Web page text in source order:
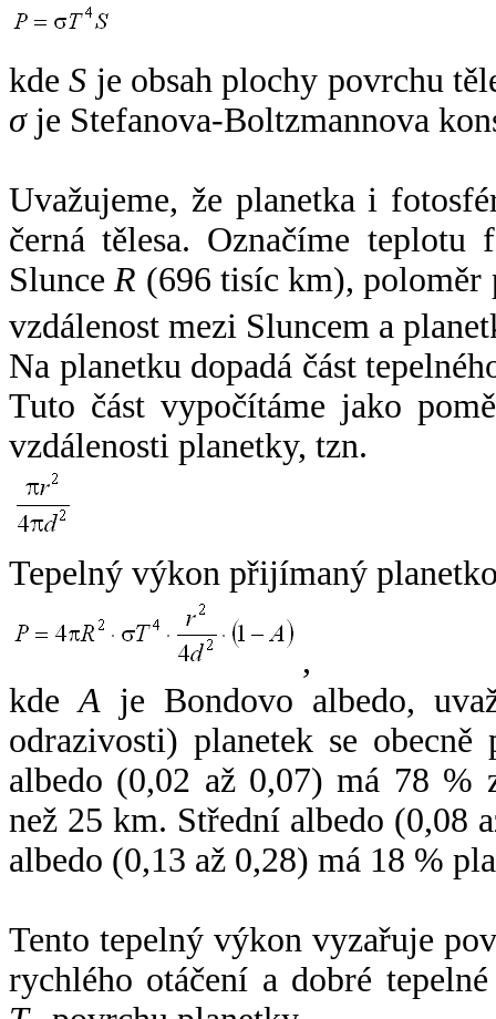
kdeS je obsah plochy povrchu
σje Stefanova-Boltzmannova
Uvažujeme, že planetka i
černá tělesa. Označíme
SlunceR (696 tisíc km),
vzdálenost mezi Sluncem a
Na planetku dopadá část
Tuto část vypočítáme jako
vzdálenosti planetky, tzn.
Tepelný výkon přijímaný
,
kdeA je Bondovo albedo,
odrazivosti) planetek se
albedo (0,02 až 0,07) má 78 %
než 25 km. Střední albedo (0,08
albedo (0,13 až 0,28) má 18 %
Tento tepelný výkon vyzařuje
rychlého otáčení a dobré